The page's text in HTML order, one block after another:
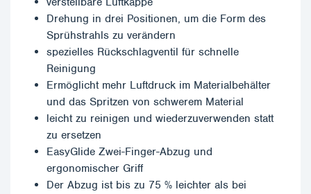
Drehung in drei Positionen, um die Form des
Sprühstrahls zu verändern
spezielles Rückschlagventil für schnelle
Reinigung
Ermöglicht mehr Luftdruck im Materialbehälter
und das Spritzen von schwerem Material
leicht zu reinigen und wiederzuverwenden statt
zu ersetzen
EasyGlide Zwei-Finger-Abzug und
ergonomischer Griff
Der Abzug ist bis zu 75 % leichter als bei